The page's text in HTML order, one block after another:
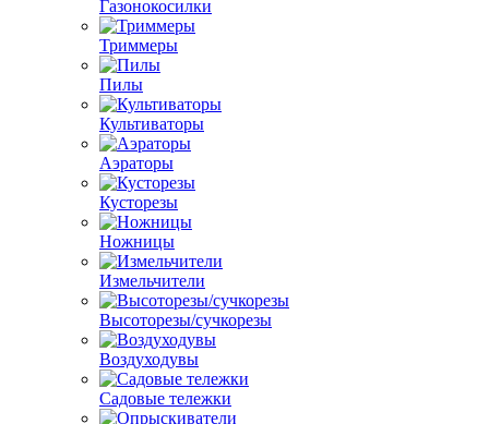
Газонокосилки
Триммеры
Пилы
Культиваторы
Аэраторы
Кусторезы
Ножницы
Измельчители
Высоторезы/сучкорезы
Воздуходувы
Садовые тележки